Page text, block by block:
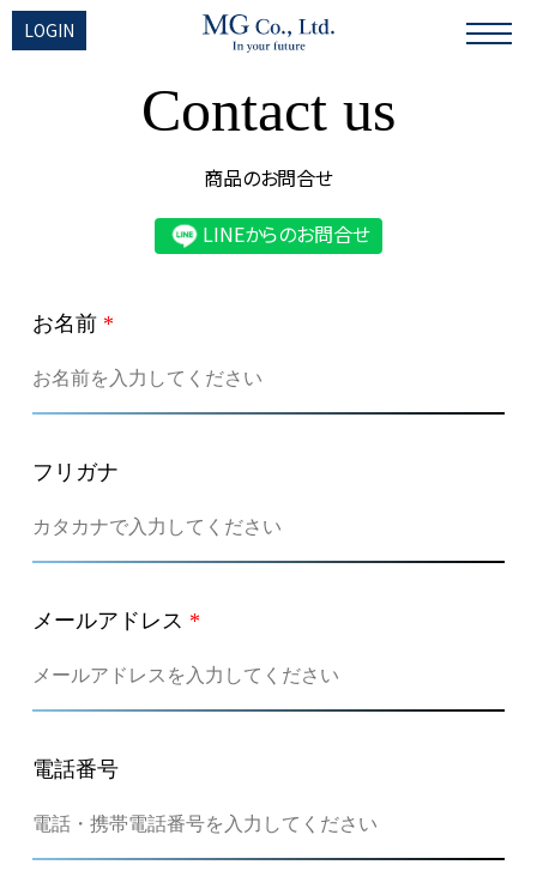
LOGIN
Contact us
商品のお問合せ
LINEからのお問合せ
お名前 *
フリガナ
メールアドレス *
電話番号